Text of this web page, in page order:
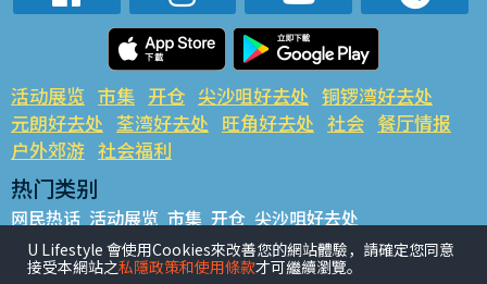
活动展览 市集 开仓 尖沙咀好去处 铜锣湾好去处
元朗好去处 荃湾好去处 旺角好去处 社会 餐厅情报
户外郊游 社会福利
热门类别
网民热话 活动展览 市集 开仓 尖沙咀好去处
铜锣湾好去处 元朗好去处 荃湾好去处 旺角好去处 社会
餐厅情报 户外郊游
U Lifestyle 會使用Cookies來改善您的網站體驗，請確定您同意
接受本網站之私隱政策和使用條款才可繼續瀏覽。